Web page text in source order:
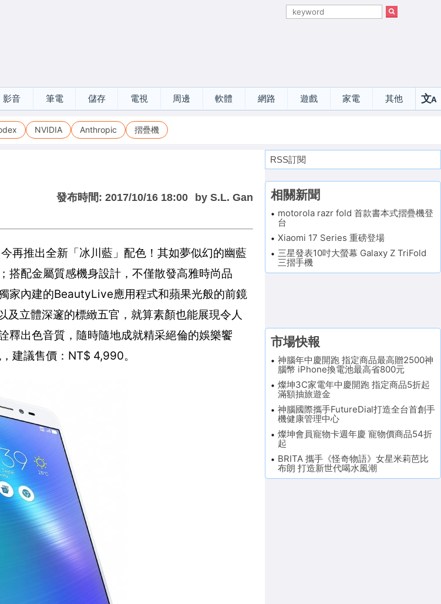
影音 筆電 儲存 電視 周邊 軟體 網路 遊戲 家電 其他 文A
NVIDIA Anthropic 摺疊機
發布時間: 2017/10/16 18:00 by S.L. Gan
再推出全新「冰川藍」配色！其如夢似幻的幽藍
搭配金屬質感機身設計，不僅散發高雅時尚品
家內建的BeautyLive應用程式和蘋果光般的前鏡
立體深邃的標緻五官，就算素顏也能展現令人
釋出色音質，隨時隨地成就精采絕倫的娛樂饗
建議售價：NT$ 4,990。
RSS訂閱
相關新聞
motorola razr fold 首款書本式摺疊機登
台
Xiaomi 17 Series 重磅登場
三星發表10吋大螢幕 Galaxy Z TriFold
三摺手機
市場快報
神腦年中慶開跑 指定商品最高贈2500神
腦幣 iPhone換電池最高省800元
燦坤3C家電年中慶開跑 指定商品5折起
滿額抽旅遊金
神腦國際攜手FutureDial打造全台首創手
機健康管理中心
燦坤會員寵物卡週年慶 寵物價商品54折
起
BRITA 攜手《怪奇物語》女星米莉芭比
布朗 打造新世代喝水風潮